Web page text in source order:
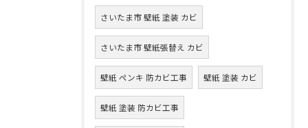
さいたま市 壁紙 塗装 カビ
さいたま市 壁紙張替え カビ
壁紙 ペンキ 防カビ工事 壁紙 塗装 カビ
壁紙 塗装 防カビ工事